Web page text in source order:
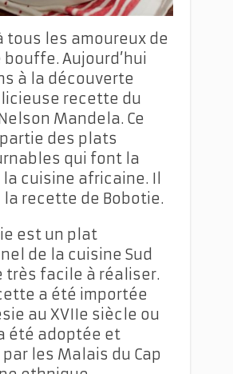
tous les amoureux de
bouffe. Aujourd’hui
à la découverte
recette du
Mandela. Ce
des plats
qui font la
cuisine africaine. Il
la recette de Bobotie.
est un plat
de la cuisine Sud
très facile à réaliser.
a été importée
au XVIIe siècle ou
été adoptée et
les Malais du Cap